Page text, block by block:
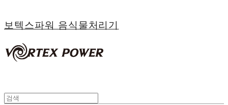
보텍스파워 음식물처리기